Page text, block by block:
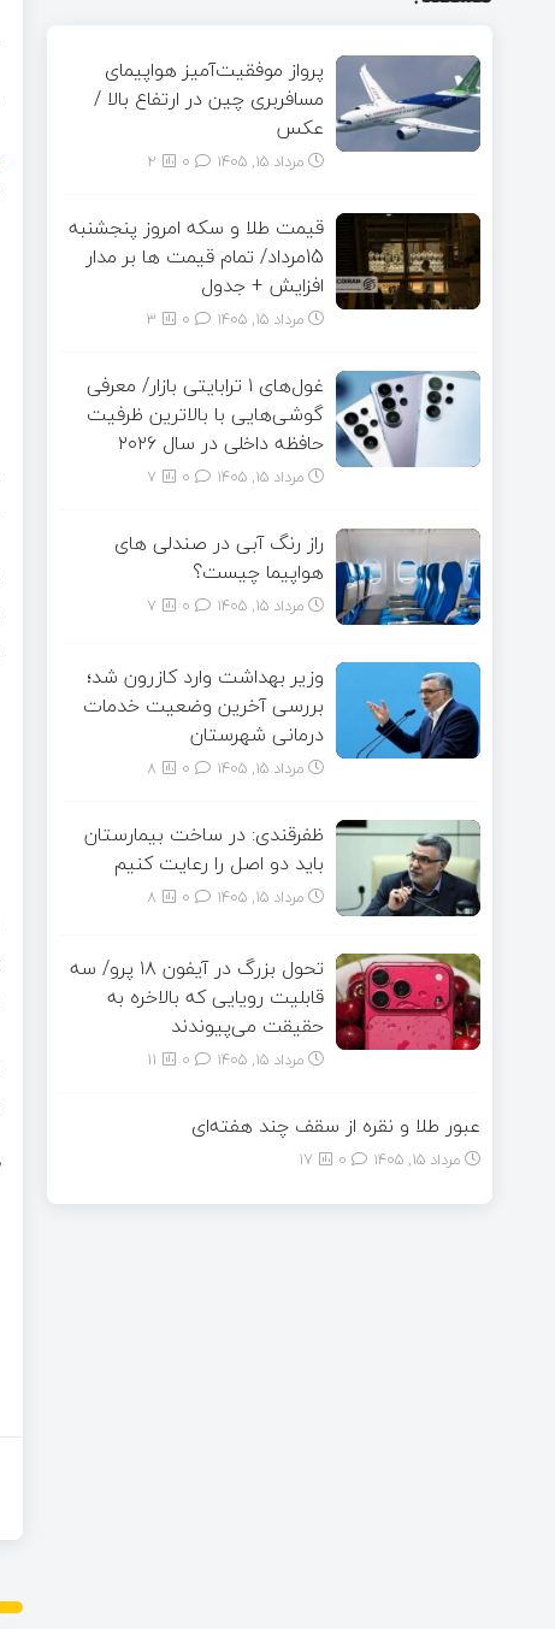
پرواز موفقیت‌آمیز هواپیمای
مسافربری چین در ارتفاع بالا /
عکس
مرداد ۱۵, ۱۴۰۵ 2
قیمت طلا و سکه امروز پنجشنبه
15مرداد/ تمام قیمت ها بر مدار
افزایش + جدول
مرداد ۱۵, ۱۴۰۵ 3
غول‌های ۱ ترابایتی بازار/ معرفی
گوشی‌هایی با بالاترین ظرفیت
حافظه داخلی در سال ۲۰۲۶
مرداد ۱۵, ۱۴۰۵ 7
راز رنگ آبی در صندلی های
هواپیما چیست؟
مرداد ۱۵, ۱۴۰۵ 7
وزیر بهداشت وارد کازرون شد؛
بررسی آخرین وضعیت خدمات
درمانی شهرستان
مرداد ۱۵, ۱۴۰۵ 8
ظفرقندی: در ساخت بیمارستان
باید دو اصل را رعایت کنیم
مرداد ۱۵, ۱۴۰۵ 8
تحول بزرگ در آیفون ۱۸ پرو/ سه
قابلیت رویایی که بالاخره به
حقیقت می‌پیوندند
مرداد ۱۵, ۱۴۰۵ 11
عبور طلا و نقره از سقف چند هفته‌ای
مرداد ۱۵, ۱۴۰۵ 17